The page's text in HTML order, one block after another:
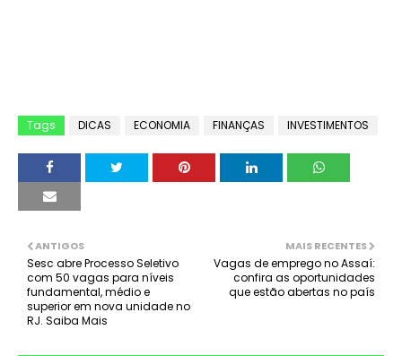
Tags DICAS ECONOMIA FINANÇAS INVESTIMENTOS
MAIS RECENTES
Vagas de emprego no Assaí:
confira as oportunidades
que estão abertas no país
ANTIGOS
Sesc abre Processo Seletivo
com 50 vagas para níveis
fundamental, médio e
superior em nova unidade no
RJ. Saiba Mais